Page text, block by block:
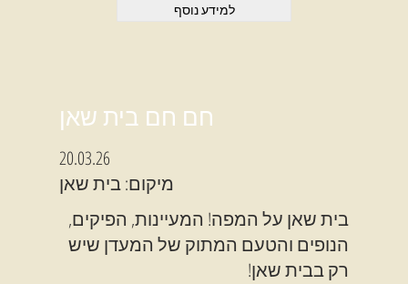
למידע נוסף
חם חם בית שאן
20.03.26
מיקום: בית שאן
בית שאן על המפה! המעיינות, הפיקים,
הנופים והטעם המתוק של המעדן שיש
רק בבית שאן!